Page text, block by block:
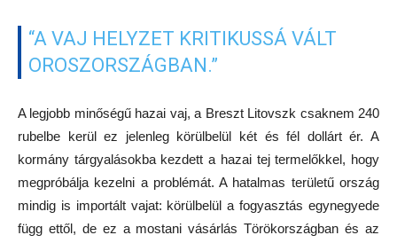
“A VAJ HELYZET KRITIKUSSÁ VÁLT
OROSZORSZÁGBAN.”
A legjobb minőségű hazai vaj, a Breszt Litovszk csaknem 240
rubelbe kerül ez jelenleg körülbelül két és fél dollárt ér. A
kormány tárgyalásokba kezdett a hazai tej termelőkkel, hogy
megpróbálja kezelni a problémát. A hatalmas területű ország
mindig is importált vajat: körülbelül a fogyasztás egynegyede
függ ettől, de ez a mostani vásárlás Törökországban és az